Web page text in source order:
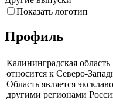
Показать логотип
Профиль
Калининградская
относится к Северо-
Область является
другими регионами